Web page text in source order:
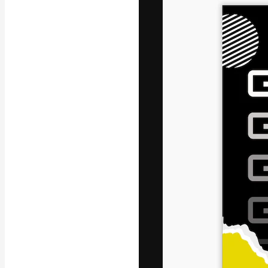
La
migliori lavori.
creativi,
Italiano
Copyright ©